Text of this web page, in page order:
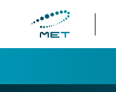
DOKUMENTY